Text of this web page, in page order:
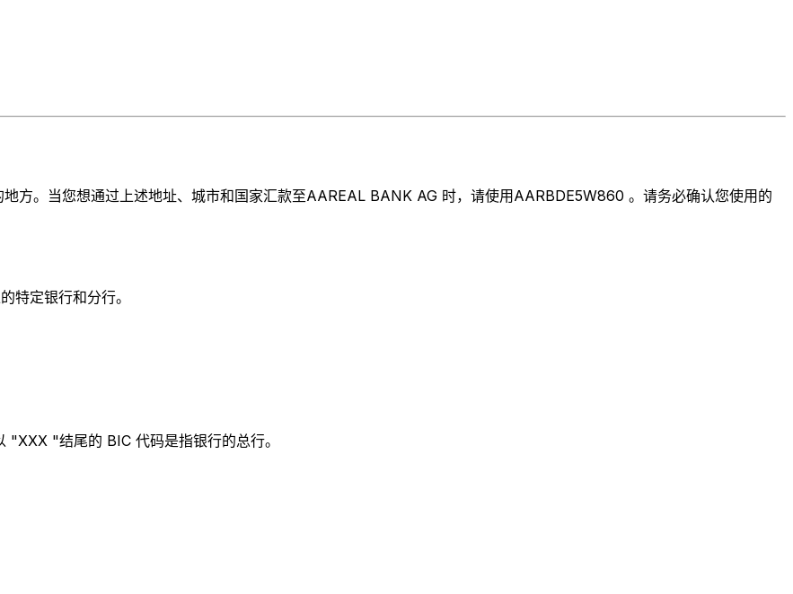
方。当您想通过上述地址、城市和国家汇款至AAREAL BANK AG 时，请使用AARBDE5W860 。请务必确认您使用的
特定银行和分行。
"结尾的 BIC 代码是指银行的总行。